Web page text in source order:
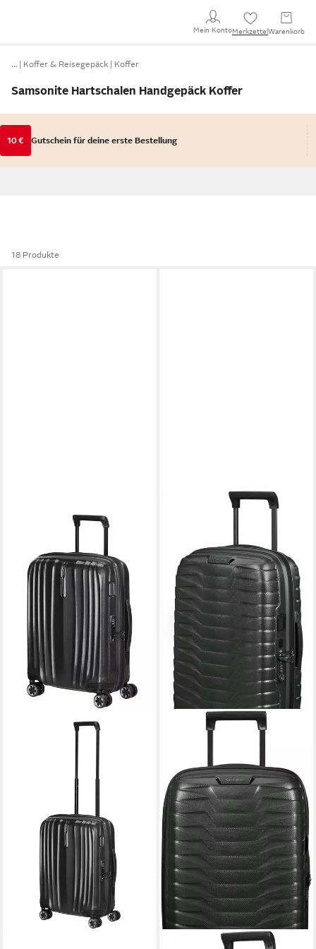
Mein KontoMerkzettel Warenkorb
… Koffer & Reisegepäck Koffer
Samsonite Hartschalen Handgepäck Koffer
10 € Gutschein für deine erste Bestellung
18 Produkte